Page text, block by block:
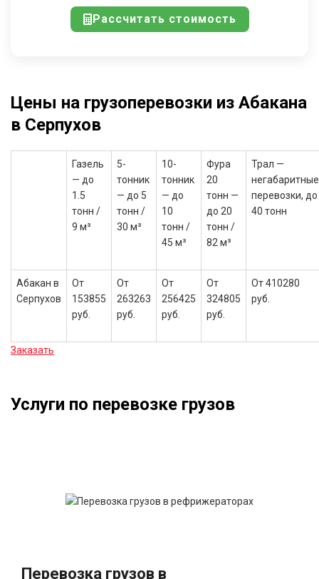
Рассчитать стоимость
Цены на грузоперевозки из Абакана
в Серпухов
Газель
— до
1.5
тонн /
9 м³
5-
тонник
— до 5
тонн /
30 м³
10-
тонник
— до
10
тонн /
45 м³
Фура
20
тонн —
до 20
тонн /
82 м³
Трал —
негабаритные
перевозки, до
40 тонн
Абакан в
Серпухов
От
153855
руб.
От
263263
руб.
От
256425
руб.
От
324805
руб.
От 410280
руб.
Заказать
Услуги по перевозке грузов
Перевозка грузов в